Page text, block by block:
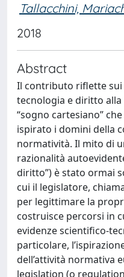
Tallacchini,
2018
Abstract
Il contributo riflette
tecnologia e diritto
“sogno cartesiano”
ispirato i domini della
normatività. Il mito di
razionalità
diritto”) è stato ormai
cui il legislatore,
per legittimare la
costruisce percorsi in
evidenze scientifico-
particolare,
dell’attività normativa
legislation (o